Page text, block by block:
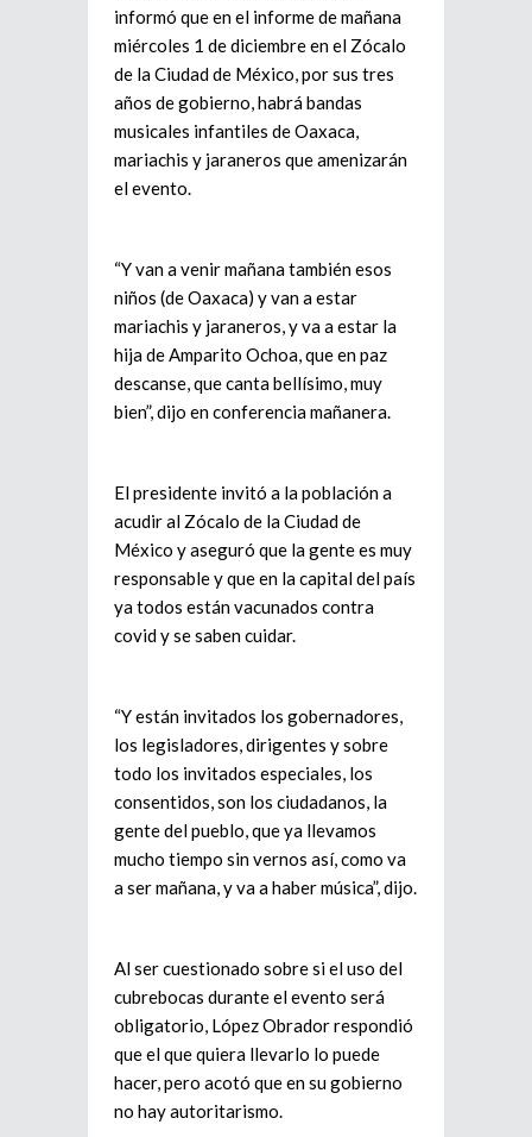
informó que en el informe de mañana
miércoles 1 de diciembre en el Zócalo
de la Ciudad de México, por sus tres
años de gobierno, habrá bandas
musicales infantiles de Oaxaca,
mariachis y jaraneros que amenizarán
el evento.
“Y van a venir mañana también esos
niños (de Oaxaca) y van a estar
mariachis y jaraneros, y va a estar la
hija de Amparito Ochoa, que en paz
descanse, que canta bellísimo, muy
bien”, dijo en conferencia mañanera.
El presidente invitó a la población a
acudir al Zócalo de la Ciudad de
México y aseguró que la gente es muy
responsable y que en la capital del país
ya todos están vacunados contra
covid y se saben cuidar.
“Y están invitados los gobernadores,
los legisladores, dirigentes y sobre
todo los invitados especiales, los
consentidos, son los ciudadanos, la
gente del pueblo, que ya llevamos
mucho tiempo sin vernos así, como va
a ser mañana, y va a haber música”, dijo.
Al ser cuestionado sobre si el uso del
cubrebocas durante el evento será
obligatorio, López Obrador respondió
que el que quiera llevarlo lo puede
hacer, pero acotó que en su gobierno
no hay autoritarismo.